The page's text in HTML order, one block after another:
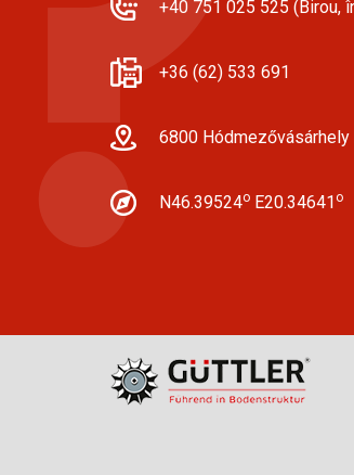
+40 751 025 525 (Birou,
+36 (62) 533 691
6800
N46.39524o E20.34641 o